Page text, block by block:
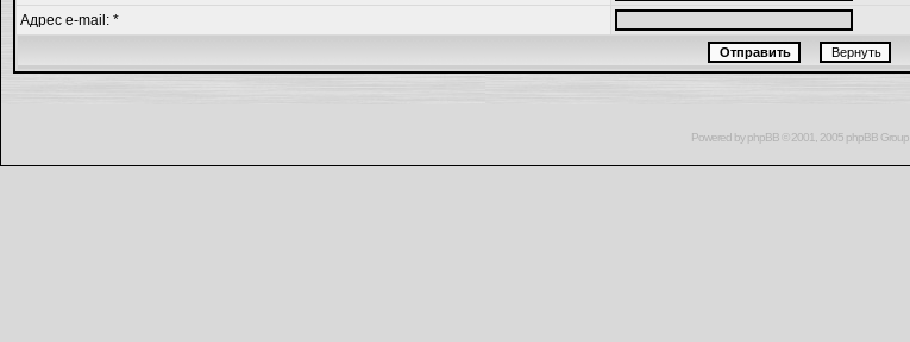
Адрес e-mail: *
Powered byphpBB© 2001, 2005 phpBB Group